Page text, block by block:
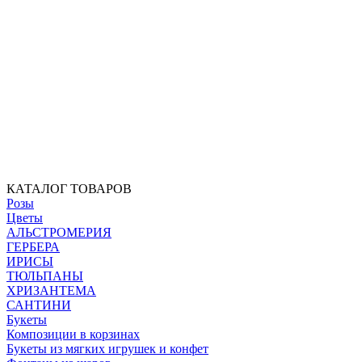
КАТАЛОГ ТОВАРОВ
Розы
Цветы
АЛЬСТРОМЕРИЯ
ГЕРБЕРА
ИРИСЫ
ТЮЛЬПАНЫ
ХРИЗАНТЕМА
САНТИНИ
Букеты
Композиции в корзинах
Букеты из мягких игрушек и конфет